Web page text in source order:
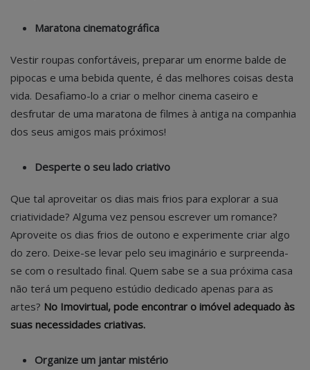
Maratona cinematográfica
Vestir roupas confortáveis, preparar um enorme balde de
pipocas e uma bebida quente, é das melhores coisas desta
vida. Desafiamo-lo a criar o melhor cinema caseiro e
desfrutar de uma maratona de filmes à antiga na companhia
dos seus amigos mais próximos!
Desperte o seu lado criativo
Que tal aproveitar os dias mais frios para explorar a sua
criatividade? Alguma vez pensou escrever um romance?
Aproveite os dias frios de outono e experimente criar algo
do zero. Deixe-se levar pelo seu imaginário e surpreenda-
se com o resultado final. Quem sabe se a sua próxima casa
não terá um pequeno estúdio dedicado apenas para as
artes? No Imovirtual, pode encontrar o imóvel adequado às
suas necessidades criativas.
Organize um jantar mistério